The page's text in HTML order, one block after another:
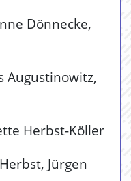
Dönnecke,
Augustinowitz,
Herbst-Köller
Jürgen